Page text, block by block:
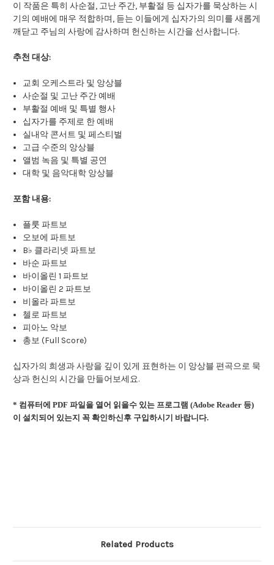
이 작품은 특히 사순절, 고난 주간, 부활절 등 십자가를 묵상하는 시
기의 예배에 매우 적합하며, 듣는 이들에게 십자가의 의미를 새롭게
깨닫고 주님의 사랑에 감사하며 헌신하는 시간을 선사합니다.
추천 대상:
교회 오케스트라 및 앙상블
사순절 및 고난 주간 예배
부활절 예배 및 특별 행사
십자가를 주제로 한 예배
실내악 콘서트 및 페스티벌
고급 수준의 앙상블
앨범 녹음 및 특별 공연
대학 및 음악대학 앙상블
포함 내용:
플룻 파트보
오보에 파트보
B♭ 클라리넷 파트보
바순 파트보
바이올린 1 파트보
바이올린 2 파트보
비올라 파트보
첼로 파트보
피아노 악보
총보 (Full Score)
십자가의 희생과 사랑을 깊이 있게 표현하는 이 앙상블 편곡으로 묵
상과 헌신의 시간을 만들어보세요.
* 컴퓨터에 PDF 파일을 열어 읽을수 있는 프로그램 (Adobe Reader 등)
이 설치되어 있는지 꼭 확인하신후 구입하시기 바랍니다.
Related Products